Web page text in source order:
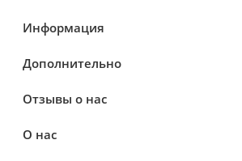
Информация
Дополнительно
Отзывы о нас
О нас